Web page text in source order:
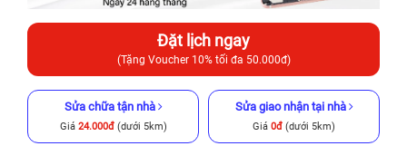
Đặt lịch ngay
(Tặng Voucher 10% tối đa 50.000đ)
Sửa chữa tận nhà
Giá 24.000đ(dưới 5km)
Sửa giao nhận tại nhà
Giá 0đ (dưới 5km)